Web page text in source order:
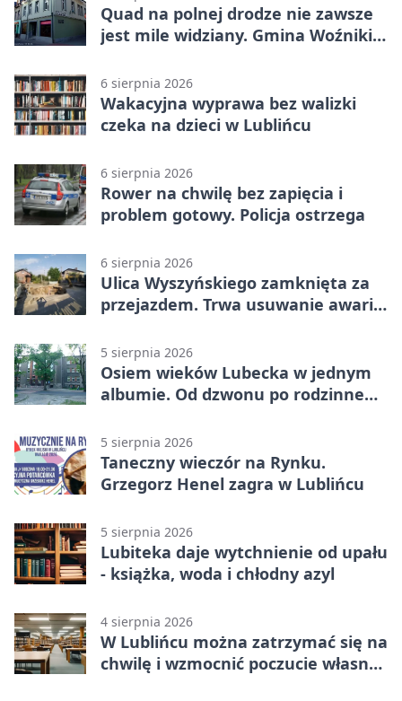
Quad na polnej drodze nie zawsze
jest mile widziany. Gmina Woźniki
6 sierpnia 2026
Wakacyjna wyprawa bez walizki
czeka na dzieci w Lublińcu
6 sierpnia 2026
Rower na chwilę bez zapięcia i
problem gotowy. Policja ostrzega
6 sierpnia 2026
Ulica Wyszyńskiego zamknięta za
przejazdem. Trwa usuwanie awarii
5 sierpnia 2026
Osiem wieków Lubecka w jednym
albumie. Od dzwonu po rodzinne
5 sierpnia 2026
Taneczny wieczór na Rynku.
Grzegorz Henel zagra w Lublińcu
5 sierpnia 2026
Lubiteka daje wytchnienie od upału
- książka, woda i chłodny azyl
4 sierpnia 2026
W Lublińcu można zatrzymać się na
chwilę i wzmocnić poczucie własnej